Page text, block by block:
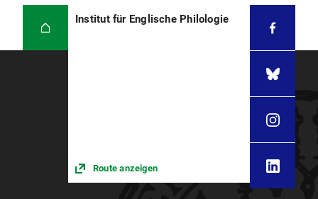
Institut für Englische Philologie
Route anzeigen